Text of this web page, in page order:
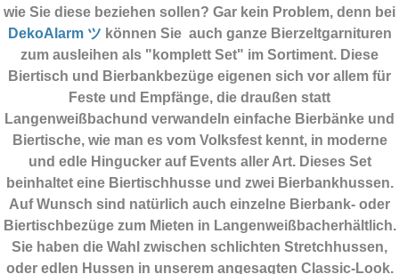
wie Sie diese beziehen sollen? Gar kein Problem, denn bei
DekoAlarm ツ können Sie auch ganze Bierzeltgarnituren
zum ausleihen als "komplett Set" im Sortiment. Diese
Biertisch und Bierbankbezüge eigenen sich vor allem für
Feste und Empfänge, die draußen statt
Langenweißbachund verwandeln einfache Bierbänke und
Biertische, wie man es vom Volksfest kennt, in moderne
und edle Hingucker auf Events aller Art. Dieses Set
beinhaltet eine Biertischhusse und zwei Bierbankhussen.
Auf Wunsch sind natürlich auch einzelne Bierbank- oder
Biertischbezüge zum Mieten in Langenweißbacherhältlich.
Sie haben die Wahl zwischen schlichten Stretchhussen,
oder edlen Hussen in unserem angesagten Classic-Look.